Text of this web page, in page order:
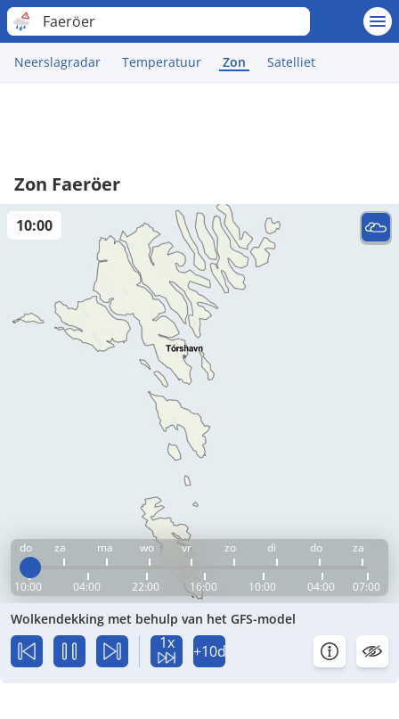
Faeröer
Neerslagradar Temperatuur Zon Satelliet
Zon Faeröer
do za ma wo vr zo di do za
10:00 04:00 22:00 16:00 10:00 04:00 07:00
10:00
Wolkendekking met behulp van het GFS-model
1x +10d